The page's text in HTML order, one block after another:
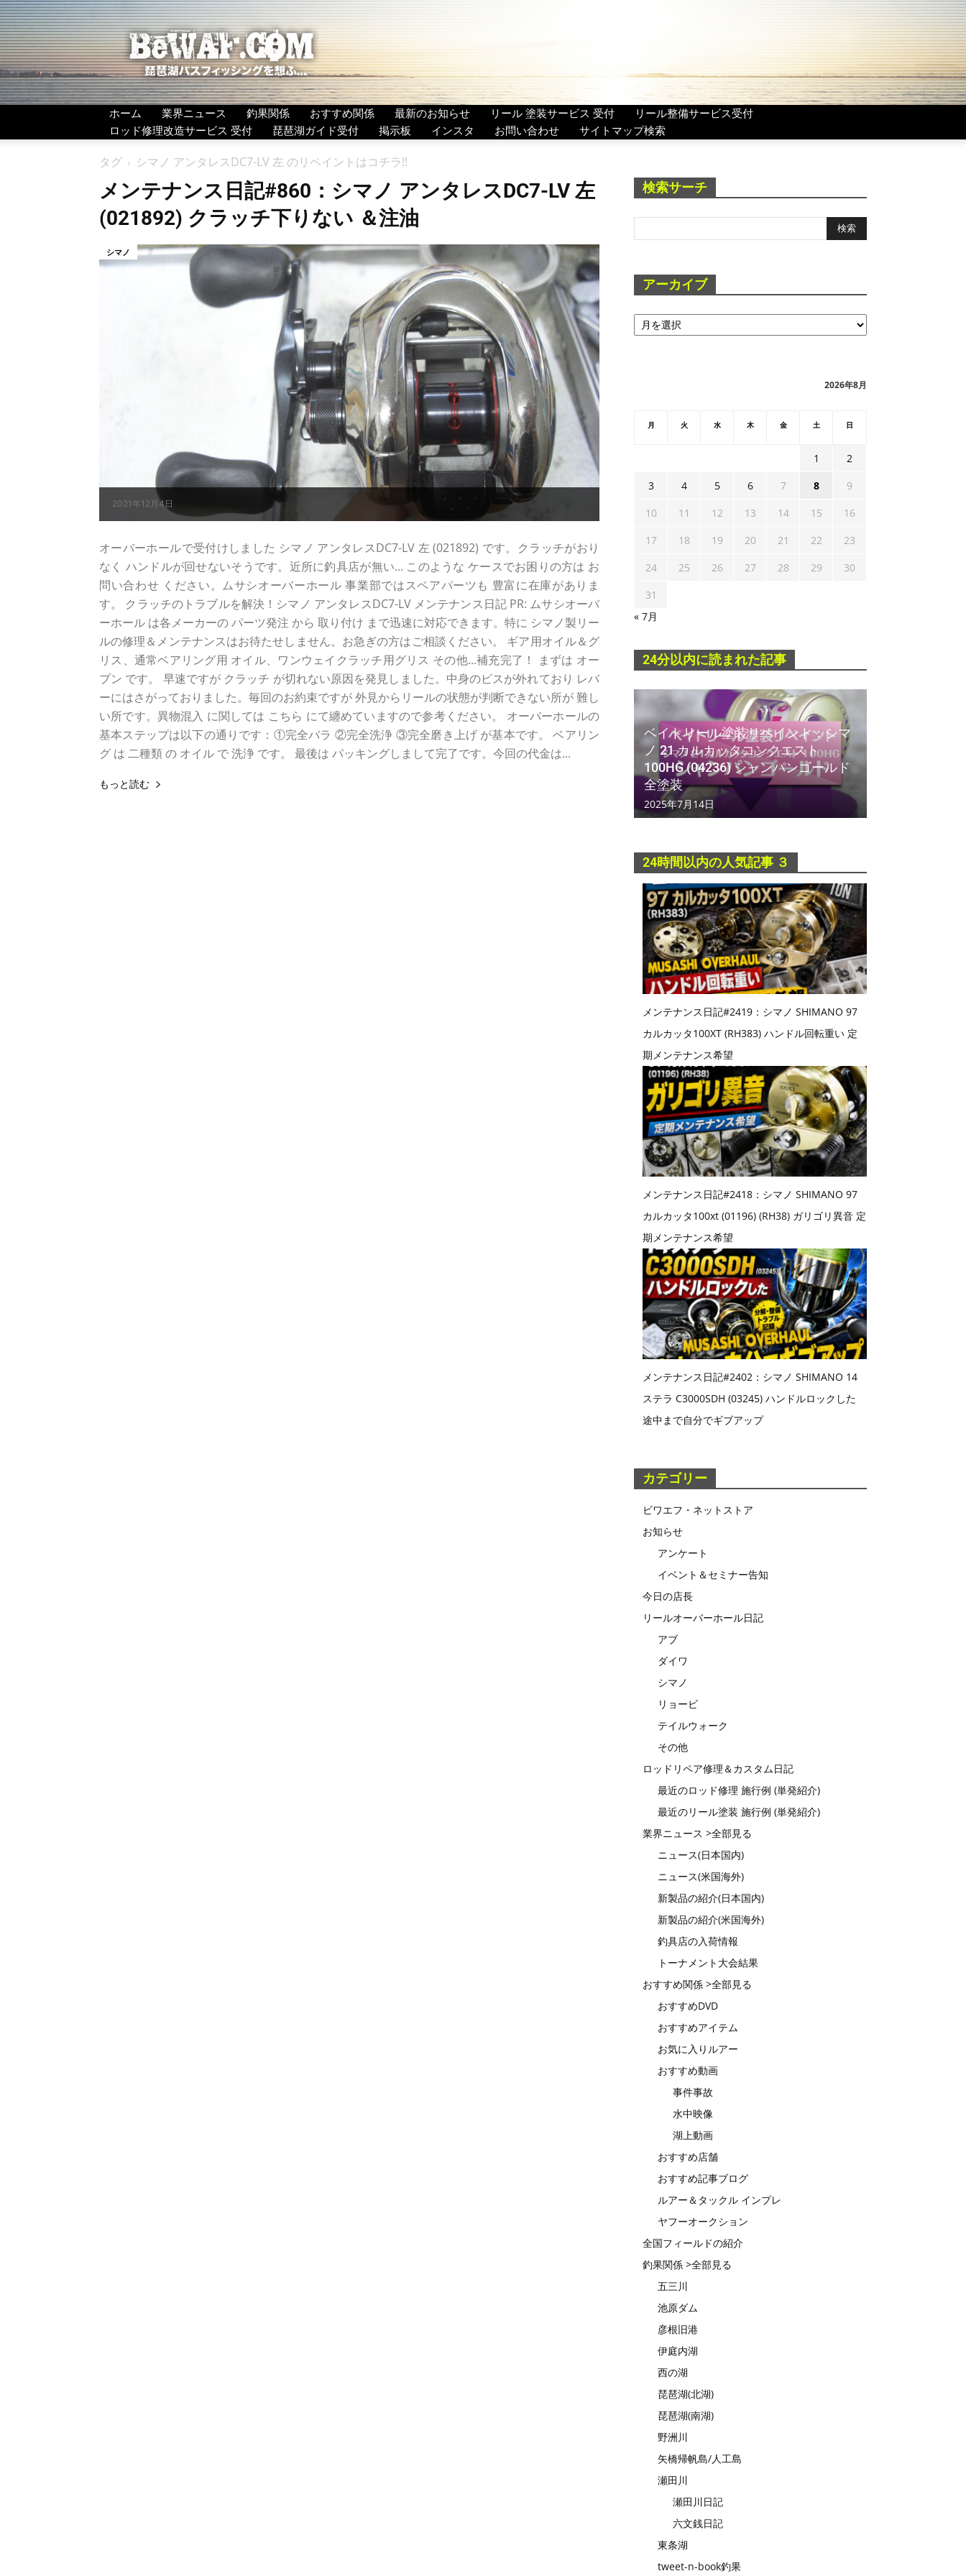
BeWAF
(ビ
ワ
エ
フ）
ホーム 業界ニュース 釣果関係 おすすめ関係 最新のお知らせ リール 塗装サービス 受付
リール整備サービス受付
ロッド修理改造サービス 受付
琵琶湖ガイド受付 掲示板 インスタ お問い合わせ サイトマップ検索
タグ シマノ アンタレスDC7-LV 左 のリペイントはコチラ!!
メンテナンス日記#860：シマノ アンタレスDC7-LV 左
(021892) クラッチ下りない ＆注油
2021年12月4日
シマノ
オーバーホールで受付けしました シマノ アンタレスDC7-LV 左 (021892) です。クラッチがおり
なく ハンドルが回せないそうです。近所に釣具店が無い... このような ケースでお困りの方は お
問い合わせ ください。ムサシオーバーホール 事業部ではスペアパーツも 豊富に在庫がありま
す。 クラッチのトラブルを解決！シマノ アンタレスDC7-LV メンテナンス日記 PR: ムサシオーバ
ーホール は各メーカーの パーツ発注 から 取り付け まで迅速に対応できます。特に シマノ製リー
ルの修理＆メンテナンスはお待たせしません。お急ぎの方はご相談ください。 ギア用オイル＆グ
リス、通常ベアリング用 オイル、ワンウェイクラッチ用グリス その他...補充完了！ まずは オー
プン です。 早速ですが クラッチ が切れない原因を発見しました。中身のビスが外れており レバ
ーにはさがっておりました。毎回のお約束ですが 外見からリールの状態が判断できない所が 難し
い所です。異物混入 に関しては こちら にて纏めていますので参考ください。 オーバーホールの
基本ステップは以下の通りです：①完全バラ ②完全洗浄 ③完全磨き上げ が基本です。 ベアリン
グ は 二種類 の オイル で 洗浄 です。 最後は パッキングしまして完了です。今回の代金は...
もっと読む
検索サーチ
アーカイブ
ア
ー
2026年8月
月 火 水 木 金 土 日
1
2
3
4 5 6 7 8
9
10
11 12 13 14 15
16
17
18 19 20 21 22
23
24
25 26 27 28 29
30
31
« 7月
24分以内に読まれた記事
ベイトリール塗装リペイント：シマ
ノ 21 カルカッタコンクエスト
100HG (04236) シャンパンゴールド
全塗装
2025年7月14日
24時間以内の人気記事 ３
メンテナンス日記#2419：シマノ SHIMANO 97
カルカッタ100XT (RH383) ハンドル回転重い 定
期メンテナンス希望
メンテナンス日記#2418：シマノ SHIMANO 97
カルカッタ100xt (01196) (RH38) ガリゴリ異音 定
期メンテナンス希望
メンテナンス日記#2402：シマノ SHIMANO 14
ステラ C3000SDH (03245) ハンドルロックした
途中まで自分でギブアップ
カテゴリー
ビワエフ・ネットストア
お知らせ
アンケート
イベント＆セミナー告知
今日の店長
リールオーバーホール日記
アブ
ダイワ
シマノ
リョービ
テイルウォーク
その他
ロッドリペア修理＆カスタム日記
最近のロッド修理 施行例 (単発紹介)
最近のリール塗装 施行例 (単発紹介)
業界ニュース >全部見る
ニュース(日本国内)
ニュース(米国海外)
新製品の紹介(日本国内)
新製品の紹介(米国海外)
釣具店の入荷情報
トーナメント大会結果
おすすめ関係 >全部見る
おすすめDVD
おすすめアイテム
お気に入りルアー
おすすめ動画
事件事故
水中映像
湖上動画
おすすめ店舗
おすすめ記事ブログ
ルアー＆タックル インプレ
ヤフーオークション
全国フィールドの紹介
釣果関係 >全部見る
五三川
池原ダム
彦根旧港
伊庭内湖
西の湖
琵琶湖(北湖)
琵琶湖(南湖)
野洲川
矢橋帰帆島/人工島
瀬田川
瀬田川日記
六文銭日記
東条湖
tweet-n-book釣果